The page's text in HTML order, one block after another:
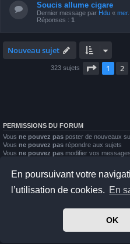
En poursuivant votre
l’utilisation de cookies. En
OK
Soucis allume cigare
Dernier message par Hdu «
Réponses : 1
Nouveau sujet
323 sujets Page 1
1 2
PERMISSIONS DU FORUM
Vous ne pouvez pas poster de nouveaux
Vous ne pouvez pas répondre aux sujets
Vous ne pouvez pas modifier vos messages
Vous
ne pouvez pas joindre des fichiers
Index du forum Nous
Développé parphpBB®
Prosilver Dark Edition by